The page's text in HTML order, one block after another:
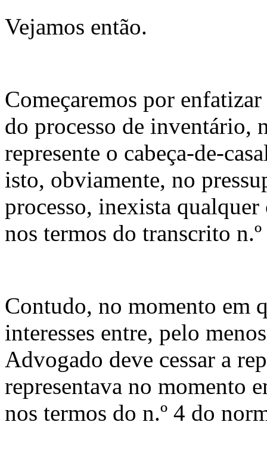
Vejamos então.
Começaremos por
do processo de inventário,
represente o cabeça-de-
isto, obviamente, no
processo, inexista
nos termos do transcrito
Contudo, no momento em
interesses entre, pelo
Advogado deve cessar a
representava no momento
nos termos do n.º 4 do